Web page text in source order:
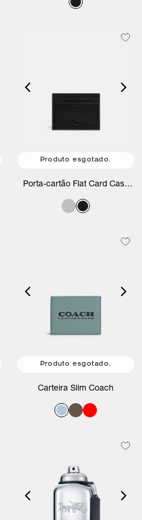
Produto esgotado.
Porta-cartão Flat Card Case
Produto esgotado.
Carteira Slim Coach